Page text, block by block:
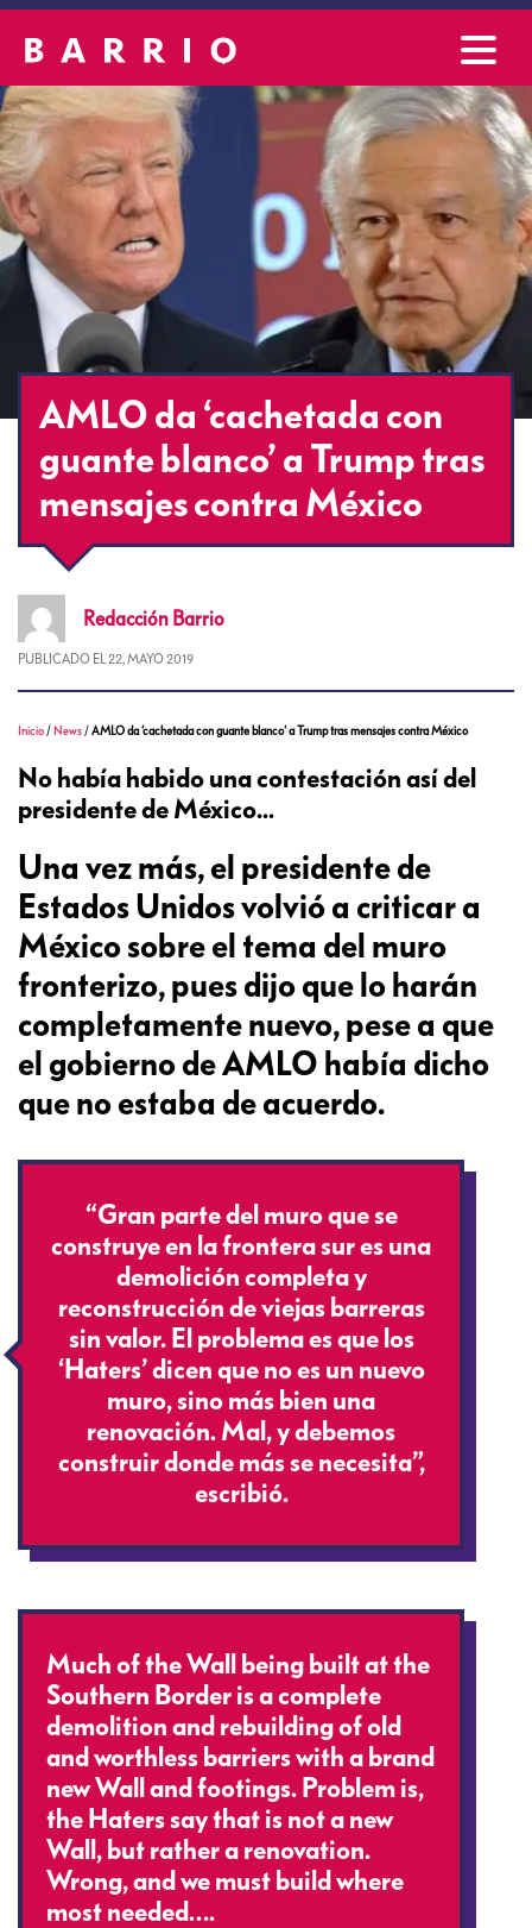
AMLO da ‘cachetada con
guante blanco’ a Trump tras
mensajes contra México
Redacción Barrio
PUBLICADO EL 22, MAYO 2019
Inicio / News /AMLO da ‘cachetada con guante blanco’ a Trump tras mensajes contra México
No había habido una contestación así del
presidente de México...
Una vez más, el presidente de
Estados Unidos volvió a criticar a
México sobre el tema del muro
fronterizo, pues dijo que lo harán
completamente nuevo, pese a que
el gobierno de AMLO había dicho
que no estaba de acuerdo.
“Gran parte del muro que se
construye en la frontera sur es una
demolición completa y
reconstrucción de viejas barreras
sin valor. El problema es que los
‘Haters’ dicen que no es un nuevo
muro, sino más bien una
renovación. Mal, y debemos
construir donde más se necesita”,
escribió.
Much of the Wall being built at the
Southern Border is a complete
demolition and rebuilding of old
and worthless barriers with a brand
new Wall and footings. Problem is,
the Haters say that is not a new
Wall, but rather a renovation.
Wrong, and we must build where
most needed….